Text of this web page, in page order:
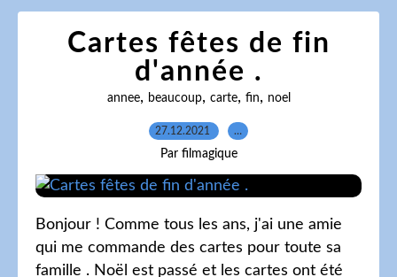
Cartes fêtes de fin
d'année .
annee, beaucoup, carte, fin, noel
27.12.2021 …
Par filmagique
Bonjour ! Comme tous les ans, j'ai une amie
qui me commande des cartes pour toute sa
famille . Noël est passé et les cartes ont été